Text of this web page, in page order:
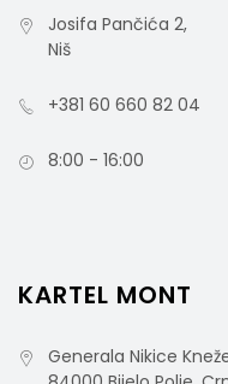
Josifa Pančića 2,
Niš
+381 60 660 82 04
8:00 - 16:00
KARTEL MONT
Generala Nikice